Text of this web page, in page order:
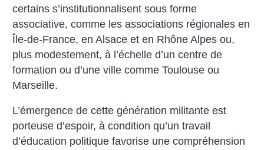
certains s’institutionnalisent sous forme
associative, comme les associations régionales en
Île-de-France, en Alsace et en Rhône Alpes ou,
plus modestement, à l’échelle d’un centre de
formation ou d’une ville comme Toulouse ou
Marseille.
L’émergence de cette génération militante est
porteuse d’espoir, à condition qu’un travail
d’éducation politique favorise une compréhension